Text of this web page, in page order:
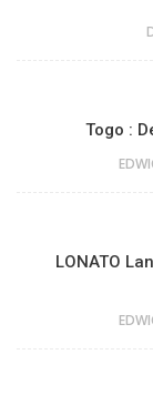
Togo :
LONATO